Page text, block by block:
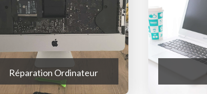
Réparation Ordinateur